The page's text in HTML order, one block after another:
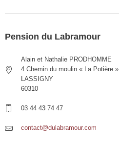
Pension du Labramour
Alain et Nathalie PRODHOMME
4 Chemin du moulin « La Potière »
LASSIGNY
60310
03 44 43 74 47
contact@dulabramour.com